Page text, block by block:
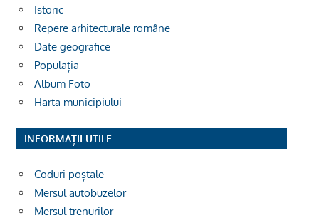
Istoric
Repere arhitecturale române
Date geografice
Populația
Album Foto
Harta municipiului
INFORMAȚII UTILE
Coduri poștale
Mersul autobuzelor
Mersul trenurilor